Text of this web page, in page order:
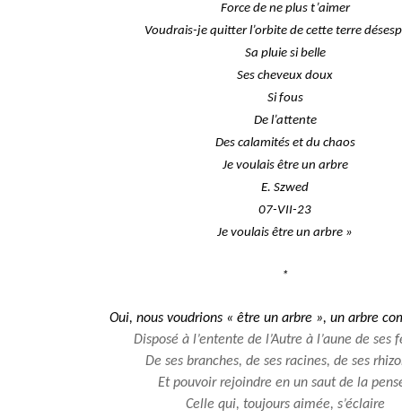
Force de ne plus t’aimer
Voudrais-je quitter l’orbite de cette terre
Sa pluie si belle
Ses cheveux doux
Si fous
De l’attente
Des calamités et du chaos
Je voulais être un arbre
E. Szwed
07-VII-23
Je voulais être un arbre »
*
Oui, nous voudrions « être un arbre », un arbre
Disposé à l’entente de l’Autre à l’aune de ses
De ses branches, de ses racines, de ses
Et pouvoir rejoindre en un saut de la
Celle qui, toujours aimée, s’éclaire